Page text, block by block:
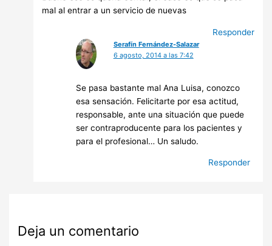
mal al entrar a un servicio de nuevas
Responder
Serafín Fernández-Salazar
6 agosto, 2014 a las 7:42
Se pasa bastante mal Ana Luisa, conozco
esa sensación. Felicitarte por esa actitud,
responsable, ante una situación que puede
ser contraproducente para los pacientes y
para el profesional… Un saludo.
Responder
Deja un comentario